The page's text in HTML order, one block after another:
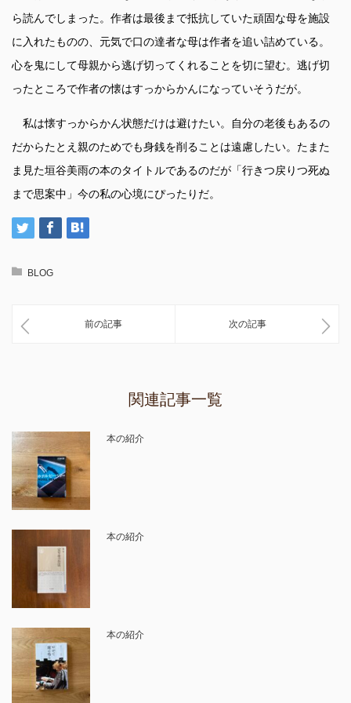
ら読んでしまった。作者は最後まで抵抗していた頑固な母を施設
に入れたものの、元気で口の達者な母は作者を追い詰めている。
心を鬼にして母親から逃げ切ってくれることを切に望む。逃げ切
ったところで作者の懐はすっからかんになっていそうだが。
私は懐すっからかん状態だけは避けたい。自分の老後もあるの
だからたとえ親のためでも身銭を削ることは遠慮したい。たまた
ま見た垣谷美雨の本のタイトルであるのだが「行きつ戻りつ死ぬ
まで思案中」今の私の心境にぴったりだ。
BLOG
前の記事 次の記事
関連記事一覧
本の紹介
本の紹介
本の紹介